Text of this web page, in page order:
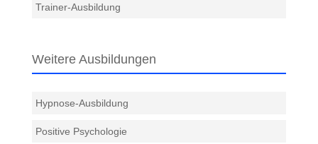
Trainer-Ausbildung
Weitere Ausbildungen
Hypnose-Ausbildung
Positive Psychologie